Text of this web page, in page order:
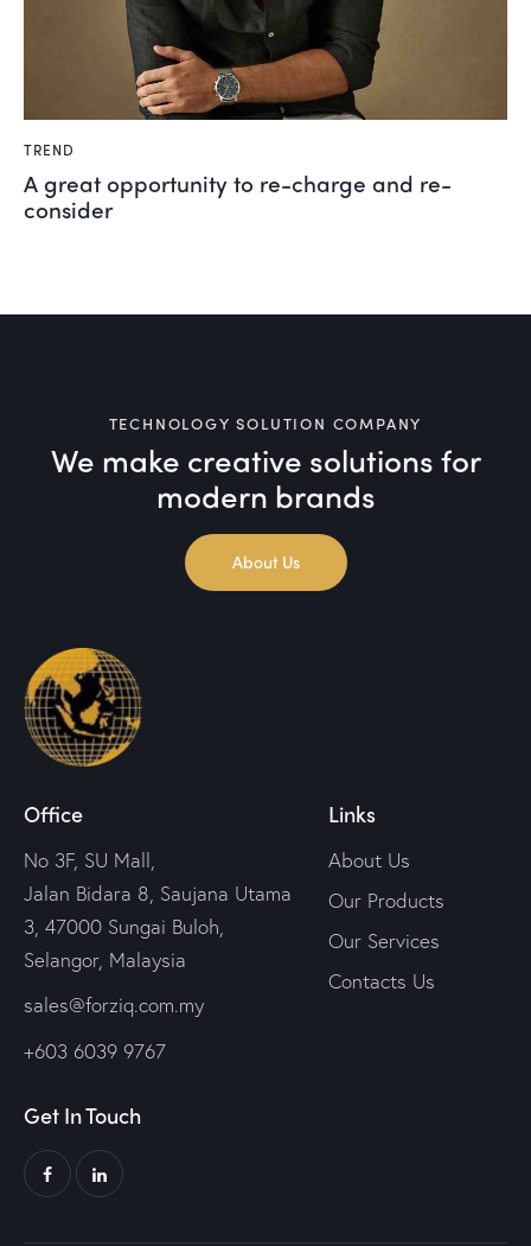
TREND
A great opportunity to re-charge and re-
consider
TECHNOLOGY SOLUTION COMPANY
We make creative solutionsfor
modern brands
About Us
Office
No 3F, SU Mall,
Jalan Bidara 8, Saujana Utama
3, 47000 Sungai Buloh,
Selangor, Malaysia
sales@forziq.com.my
+603 6039 9767
Links
About Us
Our Products
Our Services
Contacts Us
Get In Touch